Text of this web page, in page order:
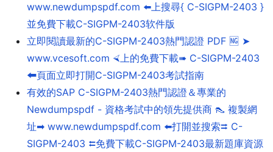
www.newdumpspdf.com ️⬅️上搜尋{ C-SIGPM-2403 }
並免費下載C-SIGPM-2403软件版
立即閱讀最新的C-SIGPM-2403熱門認證 PDF 🆖 ➤
www.vcesoft.com ⮘上的免費下載➠ C-SIGPM-2403
🠰頁面立即打開C-SIGPM-2403考試指南
有效的SAP C-SIGPM-2403熱門認證＆專業的
Newdumpspdf - 資格考試中的領先提供商 👠 複製網
址➡ www.newdumpspdf.com ️⬅️打開並搜索⮆ C-
SIGPM-2403 ⮄免費下載C-SIGPM-2403最新題庫資源